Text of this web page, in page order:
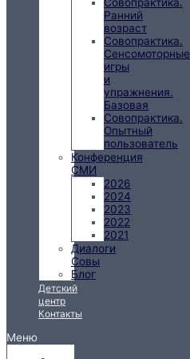
Ранний
возраст
Совопрактика.
Сенсомоторные
игры
и
упражнения.
Базовая
Совопрактика.
Опытный
пользователь
Конференция
СМИ
2026
2024
2023
2022
2021
Диалоги
Совы
Блог
Детский
центр
Контакты
Меню